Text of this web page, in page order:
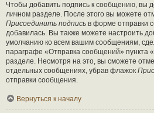
Чтобы добавить подпись к сообщению, вы
личном разделе. После этого вы можете
Присоединить подпись в форме отправки
добавилась. Вы также можете настроить
умолчанию ко всем вашим сообщениям,
параграфе «Отправка сообщений» пункта
разделе. Несмотря на это, вы сможете
отдельных сообщениях, убрав флажок
отправки сообщения.
Вернуться к началу